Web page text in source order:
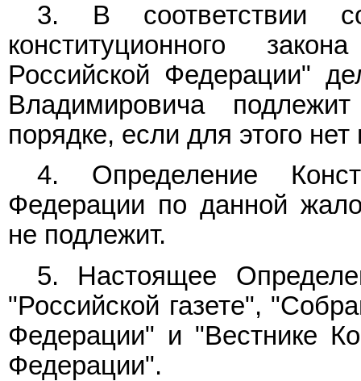
3. В соответствии
конституционного
Российской Федерации"
Владимировича
порядке, если для этого
4. Определение
Федерации по данной
не подлежит.
5. Настоящее
"Российской газете",
Федерации" и "Вестнике
Федерации".